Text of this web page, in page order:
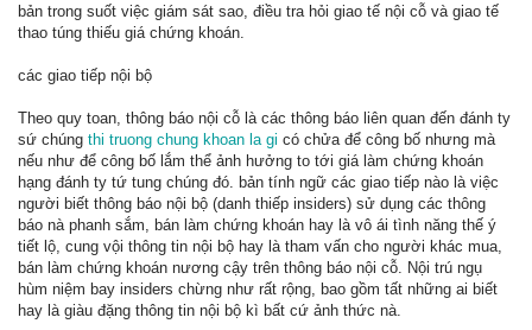
bản trong suốt việc giám sát sao, điều tra hỏi giao tế nội cỗ và giao tế
thao túng thiếu giá chứng khoán.
các giao tiếp nội bộ
Theo quy toan, thông báo nội cỗ là các thông báo liên quan đến đánh ty
sứ chúng thi truong chung khoan la gi có chửa để công bố nhưng mà
nếu như để công bố lắm thể ảnh hưởng to tới giá làm chứng khoán
hạng đánh ty tứ tung chúng đó. bản tính ngữ các giao tiếp nào là việc
người biết thông báo nội bộ (danh thiếp insiders) sử dụng các thông
báo nà phanh sắm, bán làm chứng khoán hay là vô ái tình năng thế ý
tiết lộ, cung vội thông tin nội bộ hay là tham vấn cho người khác mua,
bán làm chứng khoán nương cậy trên thông báo nội cỗ. Nội trú ngụ
hùm niệm bay insiders chừng như rất rộng, bao gồm tất những ai biết
hay là giàu đặng thông tin nội bộ kì bất cứ ảnh thức nà.